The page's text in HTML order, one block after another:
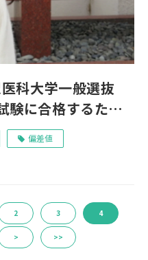
科大学一般選抜
験に合格するため
偏差値
2 3 4
> >>